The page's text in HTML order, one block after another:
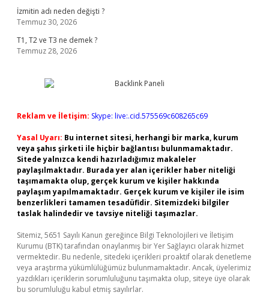
İzmitin adı neden değişti ?
Temmuz 30, 2026
T1, T2 ve T3 ne demek ?
Temmuz 28, 2026
Reklam ve İletişim: Skype: live:.cid.575569c608265c69
Yasal Uyarı: Bu internet sitesi, herhangi bir marka, kurum
veya şahıs şirketi ile hiçbir bağlantısı bulunmamaktadır.
Sitede yalnızca kendi hazırladığımız makaleler
paylaşılmaktadır. Burada yer alan içerikler haber niteliği
taşımamakta olup, gerçek kurum ve kişiler hakkında
paylaşım yapılmamaktadır. Gerçek kurum ve kişiler ile isim
benzerlikleri tamamen tesadüfidir. Sitemizdeki bilgiler
taslak halindedir ve tavsiye niteliği taşımazlar.
Sitemiz, 5651 Sayılı Kanun gereğince Bilgi Teknolojileri ve İletişim
Kurumu (BTK) tarafından onaylanmış bir Yer Sağlayıcı olarak hizmet
vermektedir. Bu nedenle, sitedeki içerikleri proaktif olarak denetleme
veya araştırma yükümlülüğümüz bulunmamaktadır. Ancak, üyelerimiz
yazdıkları içeriklerin sorumluluğunu taşımakta olup, siteye üye olarak
bu sorumluluğu kabul etmiş sayılırlar.